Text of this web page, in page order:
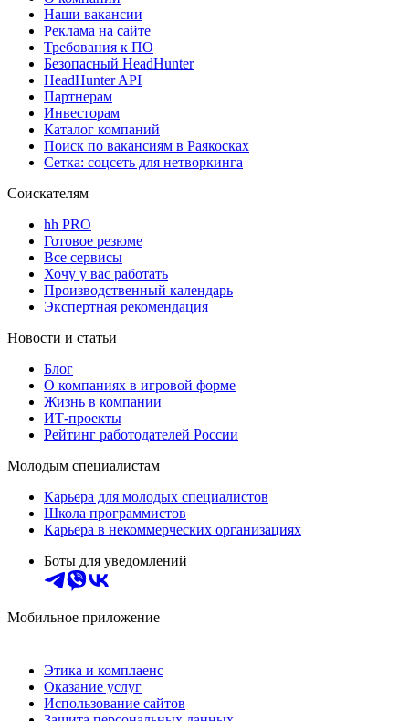
Наши вакансии
Реклама на сайте
Требования к ПО
Безопасный HeadHunter
HeadHunter API
Партнерам
Инвесторам
Каталог компаний
Поиск по вакансиям в Раякосках
Сетка: соцсеть для нетворкинга
Соискателям
hh PRO
Готовое резюме
Все сервисы
Хочу у вас работать
Производственный календарь
Экспертная рекомендация
Новости и статьи
Блог
О компаниях в игровой форме
Жизнь в компании
ИТ-проекты
Рейтинг работодателей России
Молодым специалистам
Карьера для молодых специалистов
Школа программистов
Карьера в некоммерческих организациях
Боты для уведомлений
Мобильное приложение
Этика и комплаенс
Оказание услуг
Использование сайтов